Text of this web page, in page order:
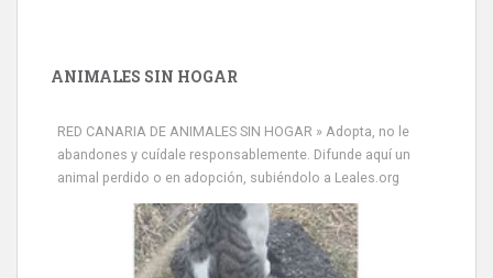
ANIMALES SIN HOGAR
RED CANARIA DE ANIMALES SIN HOGAR » Adopta, no le
abandones y cuídale responsablemente. Difunde aquí un
animal perdido o en adopción, subiéndolo a Leales.org